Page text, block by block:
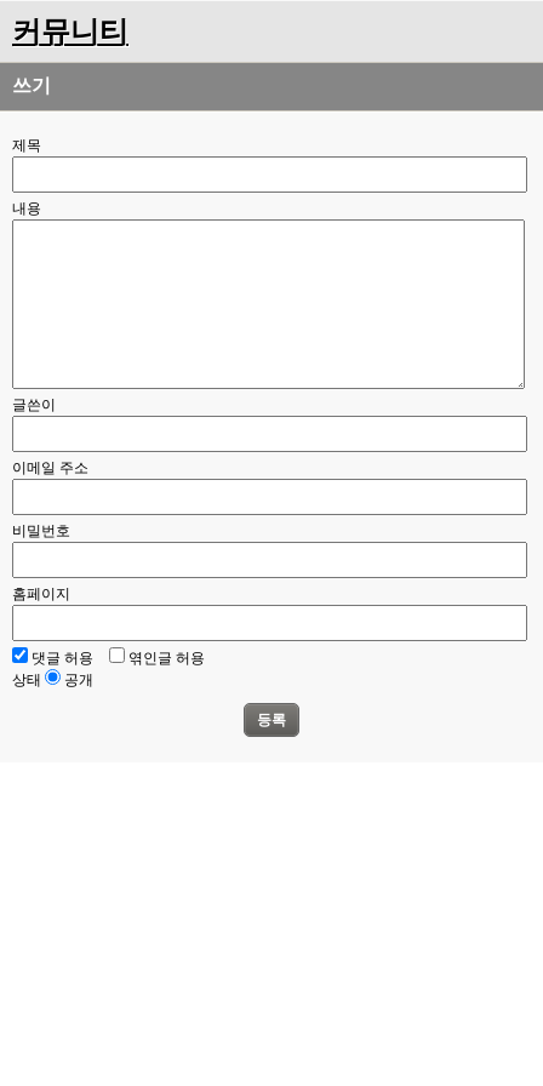
커뮤니티
쓰기
제목
내용
글쓴이
이메일 주소
비밀번호
홈페이지
댓글 허용
엮인글 허용
상태
공개
등록